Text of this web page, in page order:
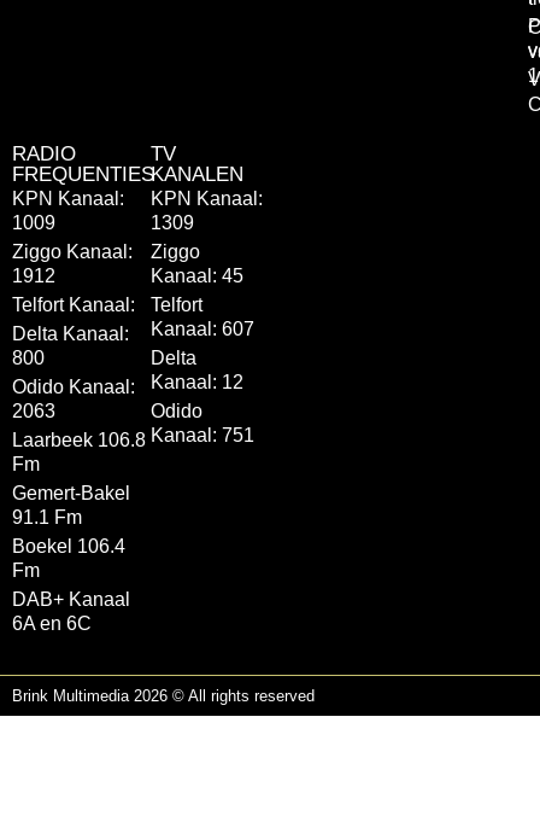
RADIO
FREQUENTIES
KPN Kanaal:
1009
Ziggo Kanaal:
1912
Telfort Kanaal:
Delta Kanaal:
800
Odido Kanaal:
2063
Laarbeek 106.8
Fm
Gemert-Bakel
91.1 Fm
Boekel 106.4
Fm
DAB+ Kanaal
6A en 6C
TV
KANALEN
KPN Kanaal:
1309
Ziggo
Kanaal: 45
Telfort
Kanaal: 607
Delta
Kanaal: 12
Odido
Kanaal: 751
Brink Multimedia 2026 © All rights reserved